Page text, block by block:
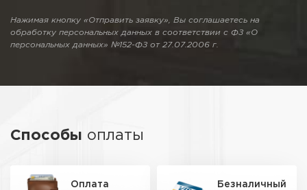
Нажимая кнопку «Отправить заявку», Вы соглашаетесь на
обработку персональных данных в соответствии с ФЗ «О
персональных данных» №152-ФЗ от 27.07.2006 г.
Способы оплаты
Оплата
Безналичный